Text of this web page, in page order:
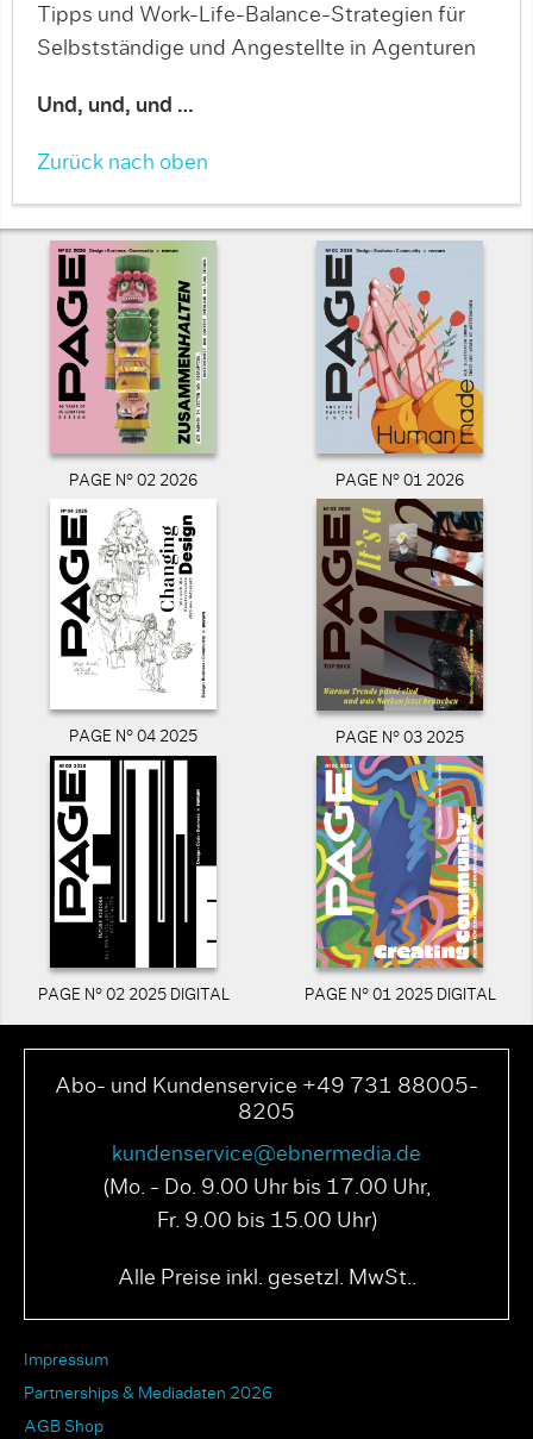
Tipps und Work-Life-Balance-Strategien für
Selbstständige und Angestellte in Agenturen
Und, und, und …
Zurück nach oben
PAGE N° 02 2026 PAGE N° 01 2026
PAGE N° 04 2025 PAGE N° 03 2025
PAGE N° 02 2025 DIGITAL PAGE N° 01 2025 DIGITAL
Abo- und Kundenservice +49 731 88005-
8205
kundenservice@ebnermedia.de
(Mo. - Do. 9.00 Uhr bis 17.00 Uhr,
Fr. 9.00 bis 15.00 Uhr)
Alle Preise inkl. gesetzl. MwSt..
Impressum
Partnerships & Mediadaten 2026
AGB Shop